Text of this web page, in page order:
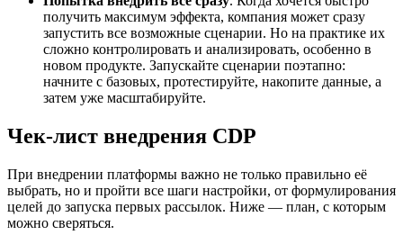
получить максимум эффекта, компания может сразу
запустить все возможные сценарии. Но на практике их
сложно контролировать и анализировать, особенно в
новом продукте. Запускайте сценарии поэтапно:
начните с базовых, протестируйте, накопите данные, а
затем уже масштабируйте.
Чек-лист внедрения CDP
При внедрении платформы важно не только правильно её
выбрать, но и пройти все шаги настройки, от формулирования
целей до запуска первых рассылок. Ниже — план, с которым
можно сверяться.